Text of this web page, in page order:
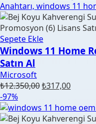
Sepete Ekle
Windows 11 Home
Satın Al
Microsoft
₺12.350,00Orijinal
₺12.350,00.
₺317,00Şu
fiyat:
-97%